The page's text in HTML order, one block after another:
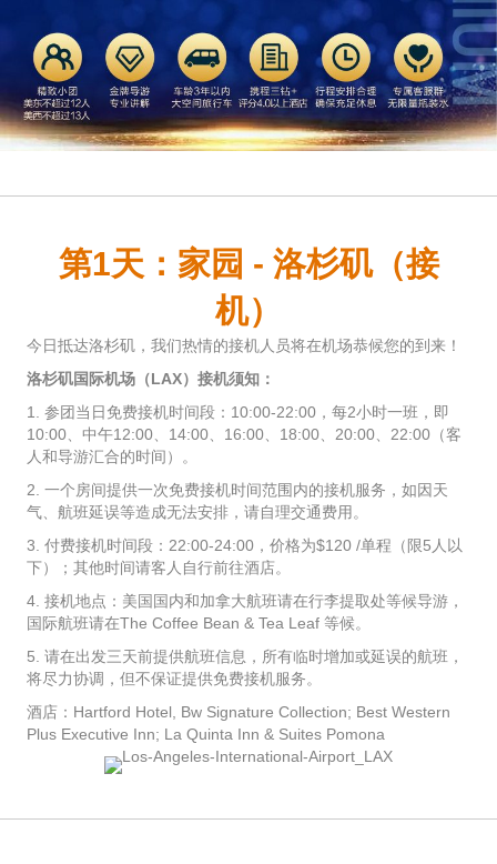
第1天：家园 - 洛杉矶（接
机）
今日抵达洛杉矶，我们热情的接机人员将在机场恭候您的到来！
洛杉矶国际机场（LAX）接机须知：
1. 参团当日免费接机时间段：10:00-22:00，每2小时一班，即
10:00、中午12:00、14:00、16:00、18:00、20:00、22:00（客
人和导游汇合的时间）。
2. 一个房间提供一次免费接机时间范围内的接机服务，如因天
气、航班延误等造成无法安排，请自理交通费用。
3. 付费接机时间段：22:00-24:00，价格为$120 /单程（限5人以
下）；其他时间请客人自行前往酒店。
4. 接机地点：美国国内和加拿大航班请在行李提取处等候导游，
国际航班请在The Coffee Bean & Tea Leaf 等候。
5. 请在出发三天前提供航班信息，所有临时增加或延误的航班，
将尽力协调，但不保证提供免费接机服务。
酒店：Hartford Hotel, Bw Signature Collection; Best Western
Plus Executive Inn; La Quinta Inn & Suites Pomona